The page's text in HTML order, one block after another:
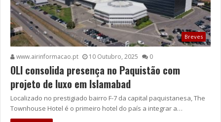
Breves
www.airinformacao.pt 10 Outubro, 2025 0
OLI consolida presença no Paquistão com
projeto de luxo em Islamabad
Localizado no prestigiado bairro F-7 da capital paquistanesa, The
Townhouse Hotel é o primeiro hotel do país a integrar a…